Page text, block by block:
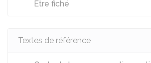
Être fiché
Textes de référence